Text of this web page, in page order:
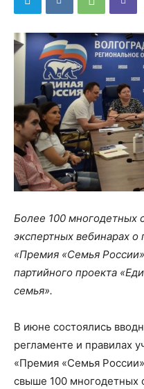
Более 100 многодетных
экспертных вебинарах о
«Премия «Семья
партийного проекта
семья».
В июне состоялись
регламенте и правилах
«Премия «Семья
свыше 100 многодетных